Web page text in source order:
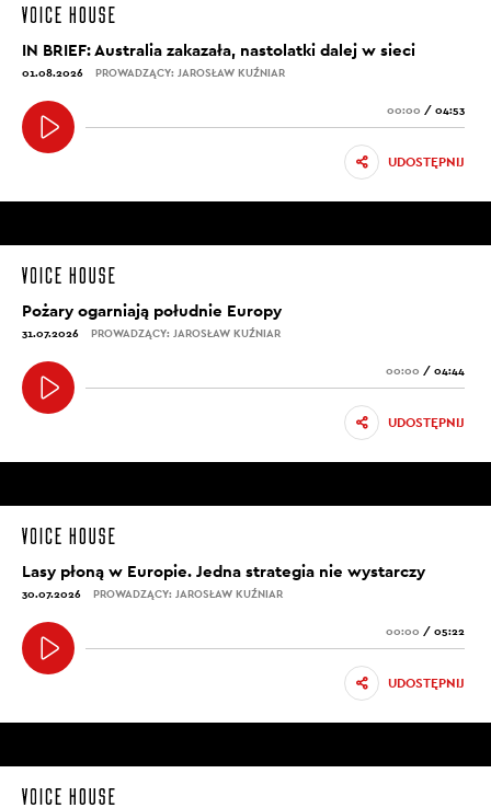
IN BRIEF: Australia zakazała, nastolatki dalej w sieci
01.08.2026 PROWADZĄCY: JAROSŁAW KUŹNIAR
00:00 / 04:53
UDOSTĘPNIJ
Pożary ogarniają południe Europy
31.07.2026 PROWADZĄCY: JAROSŁAW KUŹNIAR
00:00 / 04:44
UDOSTĘPNIJ
Lasy płoną w Europie. Jedna strategia nie wystarczy
30.07.2026 PROWADZĄCY: JAROSŁAW KUŹNIAR
00:00 / 05:22
UDOSTĘPNIJ